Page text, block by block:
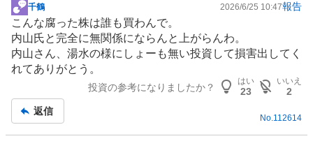
掲
示
板
記
事
千鶴 2026/6/25 10:47報告
こんな腐った株は誰も買わんで。
内山氏と完全に無関係にならんと上がらんわ。
内山さん、湯水の様にしょーも無い投資して損害出してく
れてありがとう。
投資の参考になりましたか？
はい
23
いいえ
2
返信
No.112614